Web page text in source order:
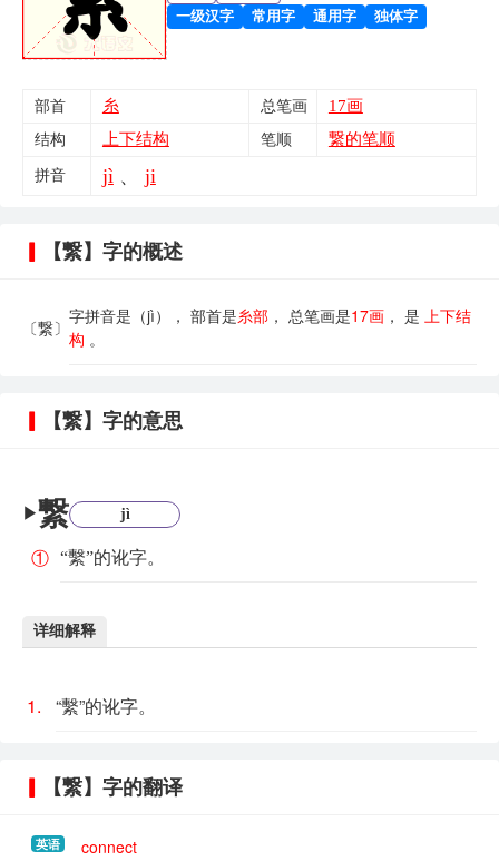
一级汉字
常用字 通用字 独体字
部首 糸 总笔画 17画
结构 上下结构 笔顺 繋的笔顺
拼音 jì、 ji
【繋】字的概述
〔繋〕
字拼音是（jì）， 部首是糸部 ， 总笔画是17画 ， 是 上下结
构 。
【繋】字的意思
▶繋 jì
① “繫”的讹字。
详细解释
1. “繫”的讹字。
【繋】字的翻译
英语 connect